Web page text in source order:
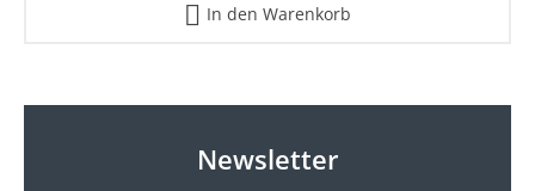
In den Warenkorb
Newsletter